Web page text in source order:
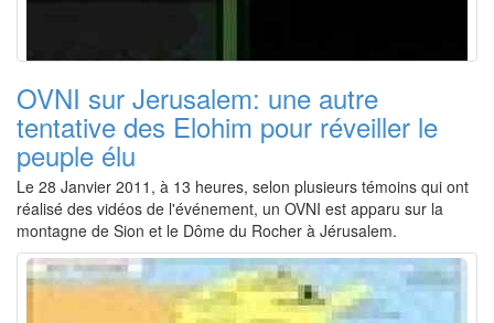
OVNI sur Jerusalem: une autre
tentative des Elohim pour réveiller le
peuple élu
Le 28 Janvier 2011, à 13 heures, selon plusieurs témoins qui ont
réalisé des vidéos de l'événement, un OVNI est apparu sur la
montagne de Sion et le Dôme du Rocher à Jérusalem.